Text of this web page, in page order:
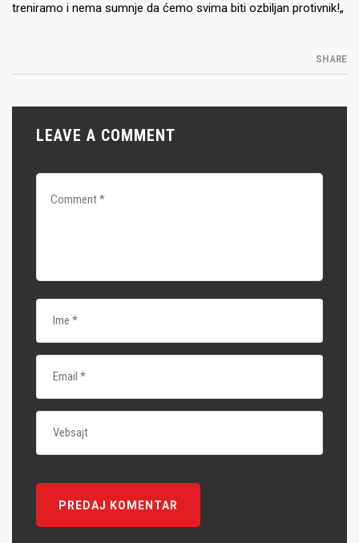
treniramo i nema sumnje da ćemo svima biti ozbiljan protivnik!„
SHARE
LEAVE A COMMENT